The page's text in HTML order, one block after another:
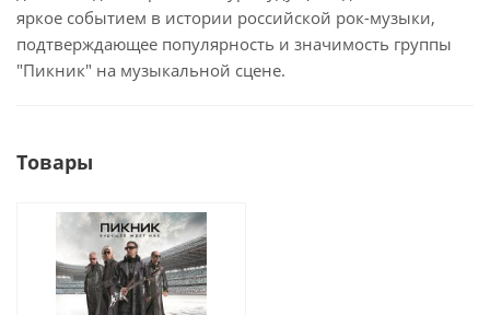
яркое событием в истории российской рок-музыки,
подтверждающее популярность и значимость группы
"Пикник" на музыкальной сцене.
Товары